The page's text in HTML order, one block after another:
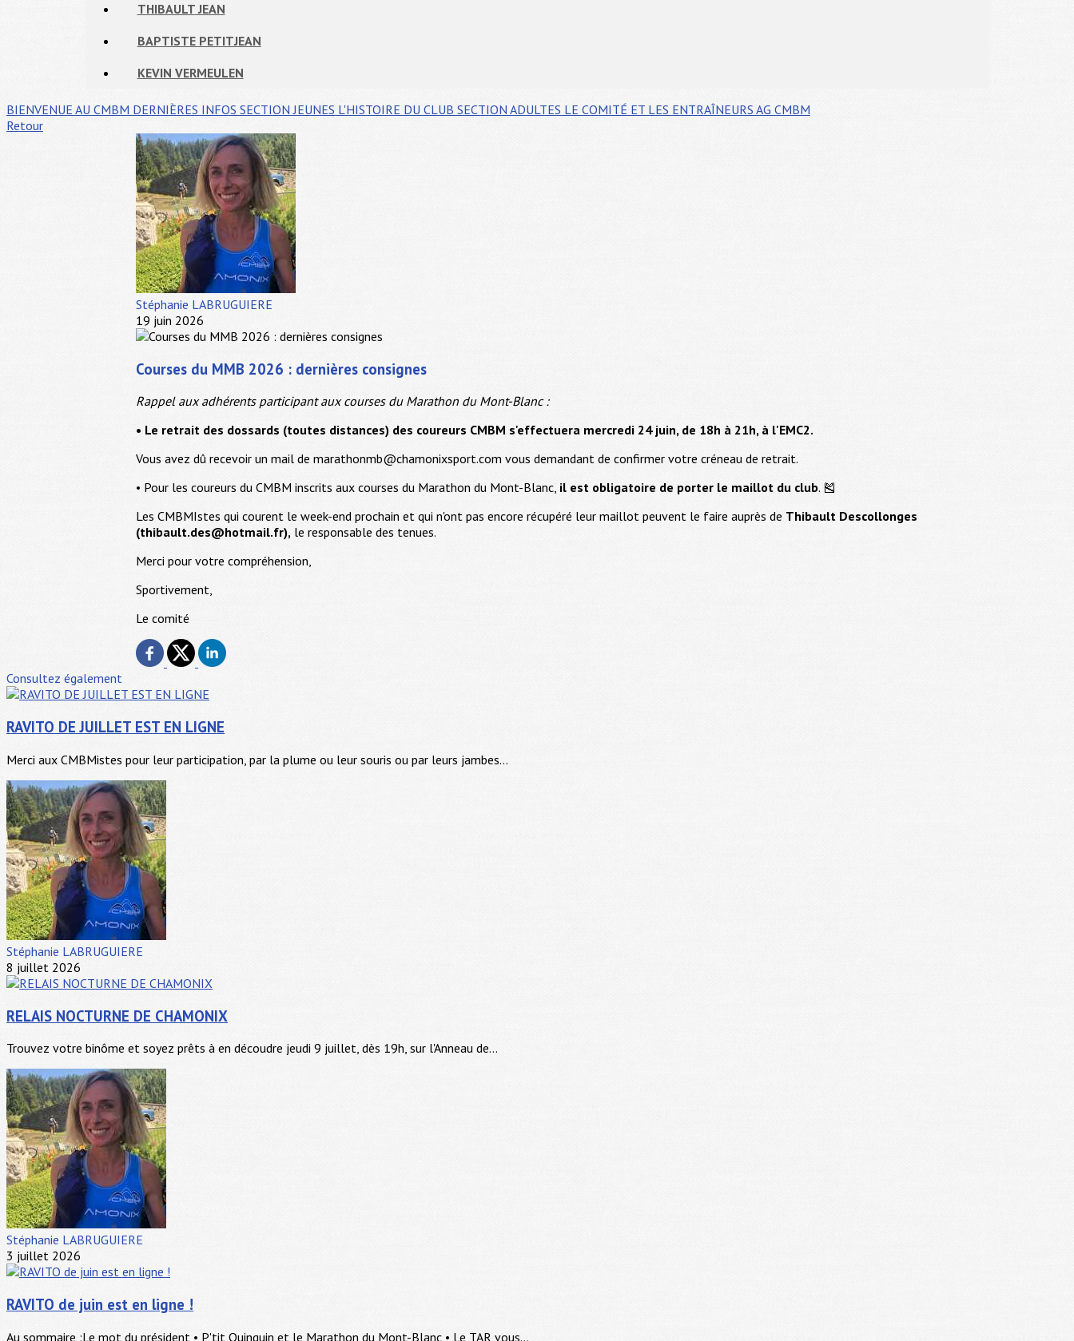
THIBAULT JEAN
BAPTISTE PETITJEAN
KEVIN VERMEULEN
BIENVENUE AU CMBM DERNIÈRES INFOS SECTION JEUNES L'HISTOIRE DU CLUB SECTION ADULTES LE COMITÉ ET LES ENTRAÎNEURS AG CMBM
Retour
Stéphanie LABRUGUIERE
19 juin 2026
Courses du MMB 2026 : dernières consignes
Rappel aux adhérents participant aux courses du Marathon du Mont-Blanc :
• Le retrait des dossards (toutes distances) des coureurs CMBM s'effectuera mercredi 24 juin, de 18h à 21h, à l'EMC2.
Vous avez dû recevoir un mail de marathonmb@chamonixsport.com vous demandant de confirmer votre créneau de retrait.
• Pour les coureurs du CMBM inscrits aux courses du Marathon du Mont-Blanc, il est obligatoire de porter le maillot du club. 🎽
Les CMBMIstes qui courent le week-end prochain et qui n'ont pas encore récupéré leur maillot peuvent le faire auprès de Thibault Descollonges
(thibault.des@hotmail.fr), le responsable des tenues.
Merci pour votre compréhension,
Sportivement,
Le comité
Consultez également
RAVITO DE JUILLET EST EN LIGNE
Merci aux CMBMistes pour leur participation, par la plume ou leur souris ou par leurs jambes...
Stéphanie LABRUGUIERE
8 juillet 2026
RELAIS NOCTURNE DE CHAMONIX
Trouvez votre binôme et soyez prêts à en découdre jeudi 9 juillet, dès 19h, sur l'Anneau de...
Stéphanie LABRUGUIERE
3 juillet 2026
RAVITO de juin est en ligne !
Au sommaire :Le mot du président • P'tit Quinquin et le Marathon du Mont-Blanc • Le TAR vous...